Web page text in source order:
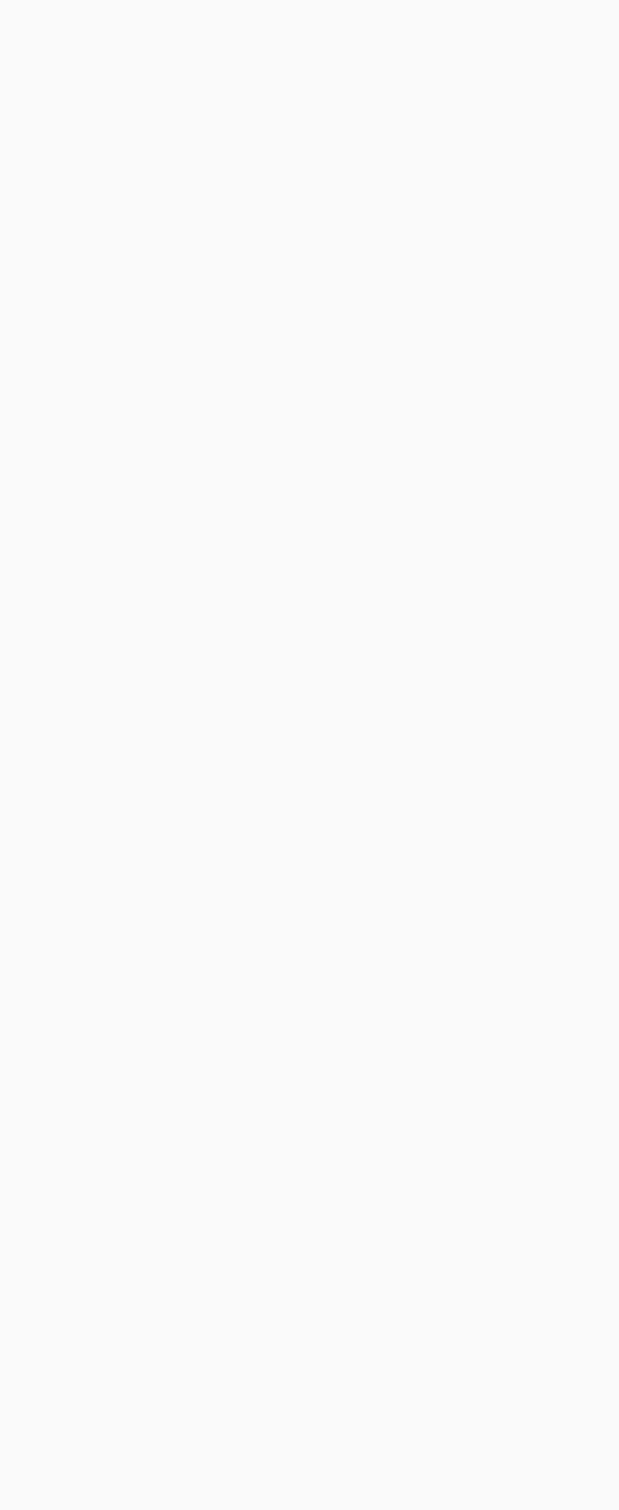
まいを失う前にできること～」 先日、貝塚市社会福